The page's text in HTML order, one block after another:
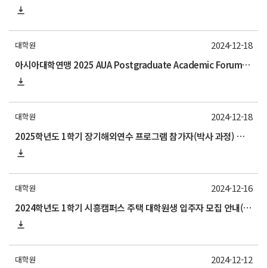
대학원
아시아대학연맹 2025 AUA Postgraduate Academic Forum 안내
2024-12-18
대학원
2025학년도 1학기 장기해외연수 프로그램 참가자(박사 과정) 모집 안내
2024-12-18
대학원
2024학년도 1학기 시흥캠퍼스 주택 대학원생 입주자 모집 안내(신청 25/1/24~2/5)
2024-12-16
대학원 2024-12-12